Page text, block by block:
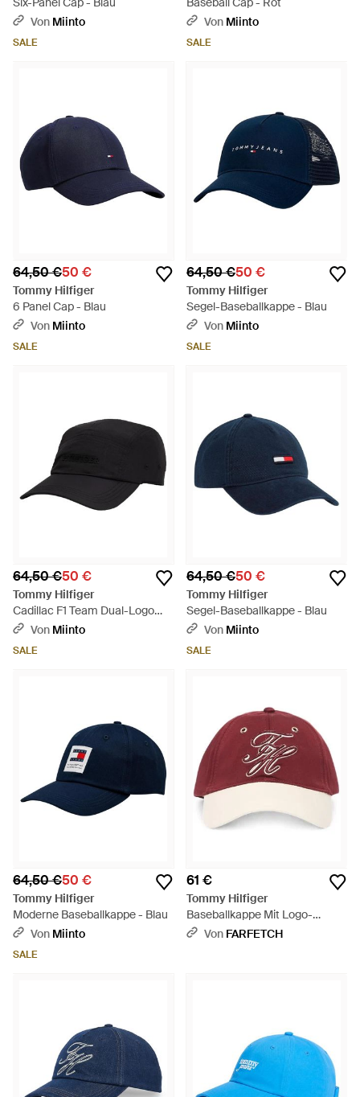
Von Miinto
SALE
Von Miinto
SALE
64,50 €50 €
Tommy Hilfiger
6 Panel Cap - Blau
Von Miinto
SALE
64,50 €50 €
Tommy Hilfiger
Segel-Baseballkappe - Blau
Von Miinto
SALE
64,50 €50 €
Tommy Hilfiger
Cadillac F1 Team Dual-Logo
Cap - Schwarz
Von Miinto
SALE
64,50 €50 €
Tommy Hilfiger
Segel-Baseballkappe - Blau
Von Miinto
SALE
64,50 €50 €
Tommy Hilfiger
Moderne Baseballkappe - Blau
Von Miinto
SALE
61 €
Tommy Hilfiger
Baseballkappe Mit Logo-
Stickerei - Rot
Von FARFETCH